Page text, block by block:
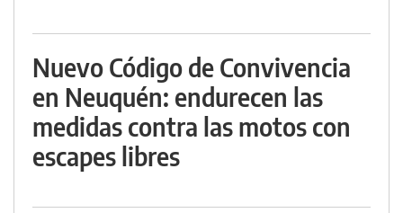
Nuevo Código de Convivencia
en Neuquén: endurecen las
medidas contra las motos con
escapes libres